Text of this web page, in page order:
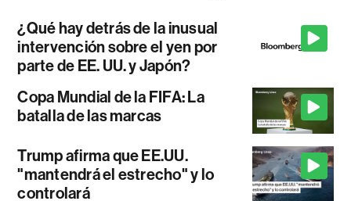
¿Qué hay detrás de la inusual
intervención sobre el yen por
parte de EE. UU. y Japón?
Copa Mundial de la FIFA: La
batalla de las marcas
Trump afirma que EE.UU.
"mantendrá el estrecho" y lo
controlará